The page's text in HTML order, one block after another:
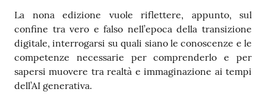
La nona edizione vuole riflettere, appunto, sul
confine tra vero e falso nell’epoca della transizione
digitale, interrogarsi su quali siano le conoscenze e le
competenze necessarie per comprenderlo e per
sapersi muovere tra realtà e immaginazione ai tempi
dell’AI generativa.